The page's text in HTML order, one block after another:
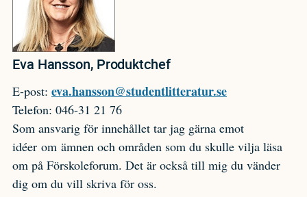
Eva Hansson, Produktchef
E-post: eva.hansson@studentlitteratur.se
Telefon: 046-31 21 76
Som ansvarig för innehållet tar jag gärna emot
idéer om ämnen och områden som du skulle vilja läsa
om på Förskoleforum. Det är också till mig du vänder
dig om du vill skriva för oss.